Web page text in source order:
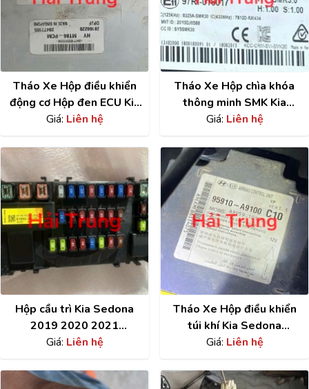
Tháo Xe Hộp điều khiển
động cơ Hộp đen ECU Kia
Sedona 2014-2018
Giá: Liên hệ
Tháo Xe Hộp chìa khóa
thông minh SMK Kia
Sedona 2019-2021
Giá: Liên hệ
Hộp cầu trì Kia Sedona
2019 2020 2021
91950A9126
Giá: Liên hệ
Tháo Xe Hộp điều khiển
túi khí Kia Sedona
95910A9100
Giá: Liên hệ